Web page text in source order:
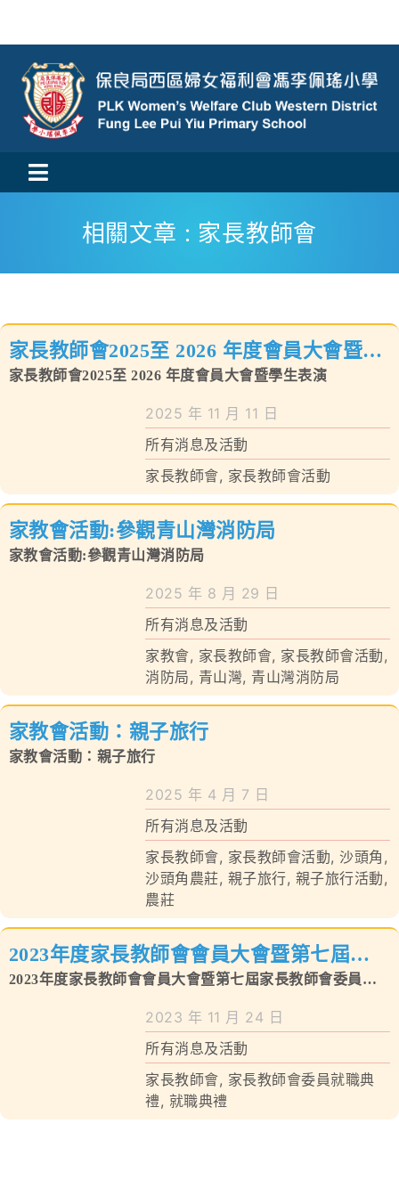
content
Toggle
Navigation
活動消息
校風及學生支援
對外聯繫
聯絡我們
相關文章 : 家長教師會
家長教師會2025至 2026 年度會員大會暨學
生表演
家長教師會2025至 2026 年度會員大會暨學生表演
2025 年 11 月 11 日
所有消息及活動
家長教師會, 家長教師會活動
家教會活動:參觀青山灣消防局
家教會活動:參觀青山灣消防局
2025 年 8 月 29 日
所有消息及活動
家教會, 家長教師會, 家長教師會活動,
消防局, 青山灣, 青山灣消防局
家教會活動：親子旅行
家教會活動：親子旅行
2025 年 4 月 7 日
所有消息及活動
家長教師會, 家長教師會活動,沙頭角 ,
沙頭角農莊, 親子旅行, 親子旅行活動,
農莊
2023年度家長教師會會員大會暨第七屆家
長教師會委員就職典禮
2023年度家長教師會會員大會暨第七屆家長教師會委員就
2023 年 11 月 24 日
所有消息及活動
家長教師會, 家長教師會委員就職典
禮, 就職典禮